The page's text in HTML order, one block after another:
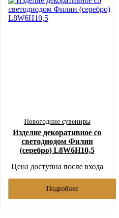
Новогодние сувениры
Изделие декоративное со
светодиодом Филин
(серебро) L8W6H10,5
Цена доступна после входа
Подробнее